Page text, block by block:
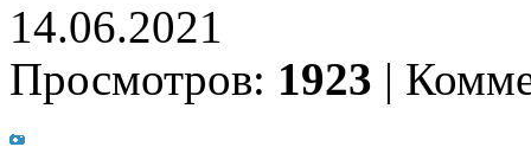
14.06.2021
Просмотров: 1923 |